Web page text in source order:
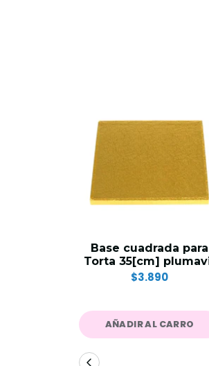
Base cuadrada para
Torta 35[cm]
$3.890
AÑADIR AL CARRO